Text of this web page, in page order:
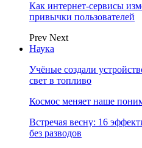
Как интернет-сервисы
привычки пользователей
Prev Next
Наука
Учёные создали
свет в топливо
Космос меняет наше
Встречая весну: 16
без разводов